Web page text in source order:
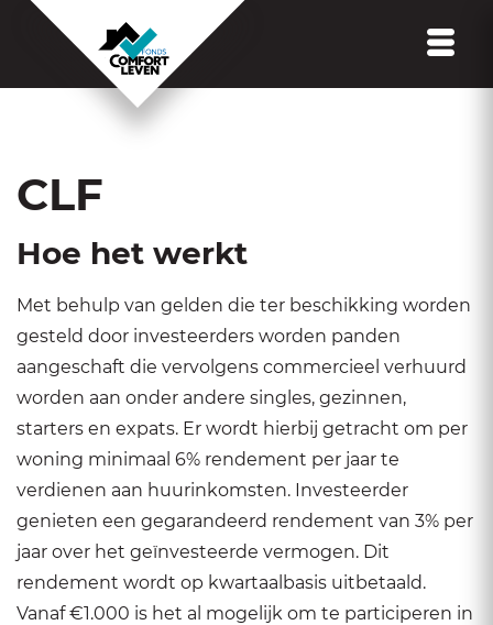
CLF
Hoe het werkt
Met behulp van gelden die ter beschikking worden
gesteld door investeerders worden panden
aangeschaft die vervolgens commercieel verhuurd
worden aan onder andere singles, gezinnen,
starters en expats. Er wordt hierbij getracht om per
woning minimaal 6% rendement per jaar te
verdienen aan huurinkomsten. Investeerder
genieten een gegarandeerd rendement van 3% per
jaar over het geïnvesteerde vermogen. Dit
rendement wordt op kwartaalbasis uitbetaald.
Vanaf €1.000 is het al mogelijk om te participeren in